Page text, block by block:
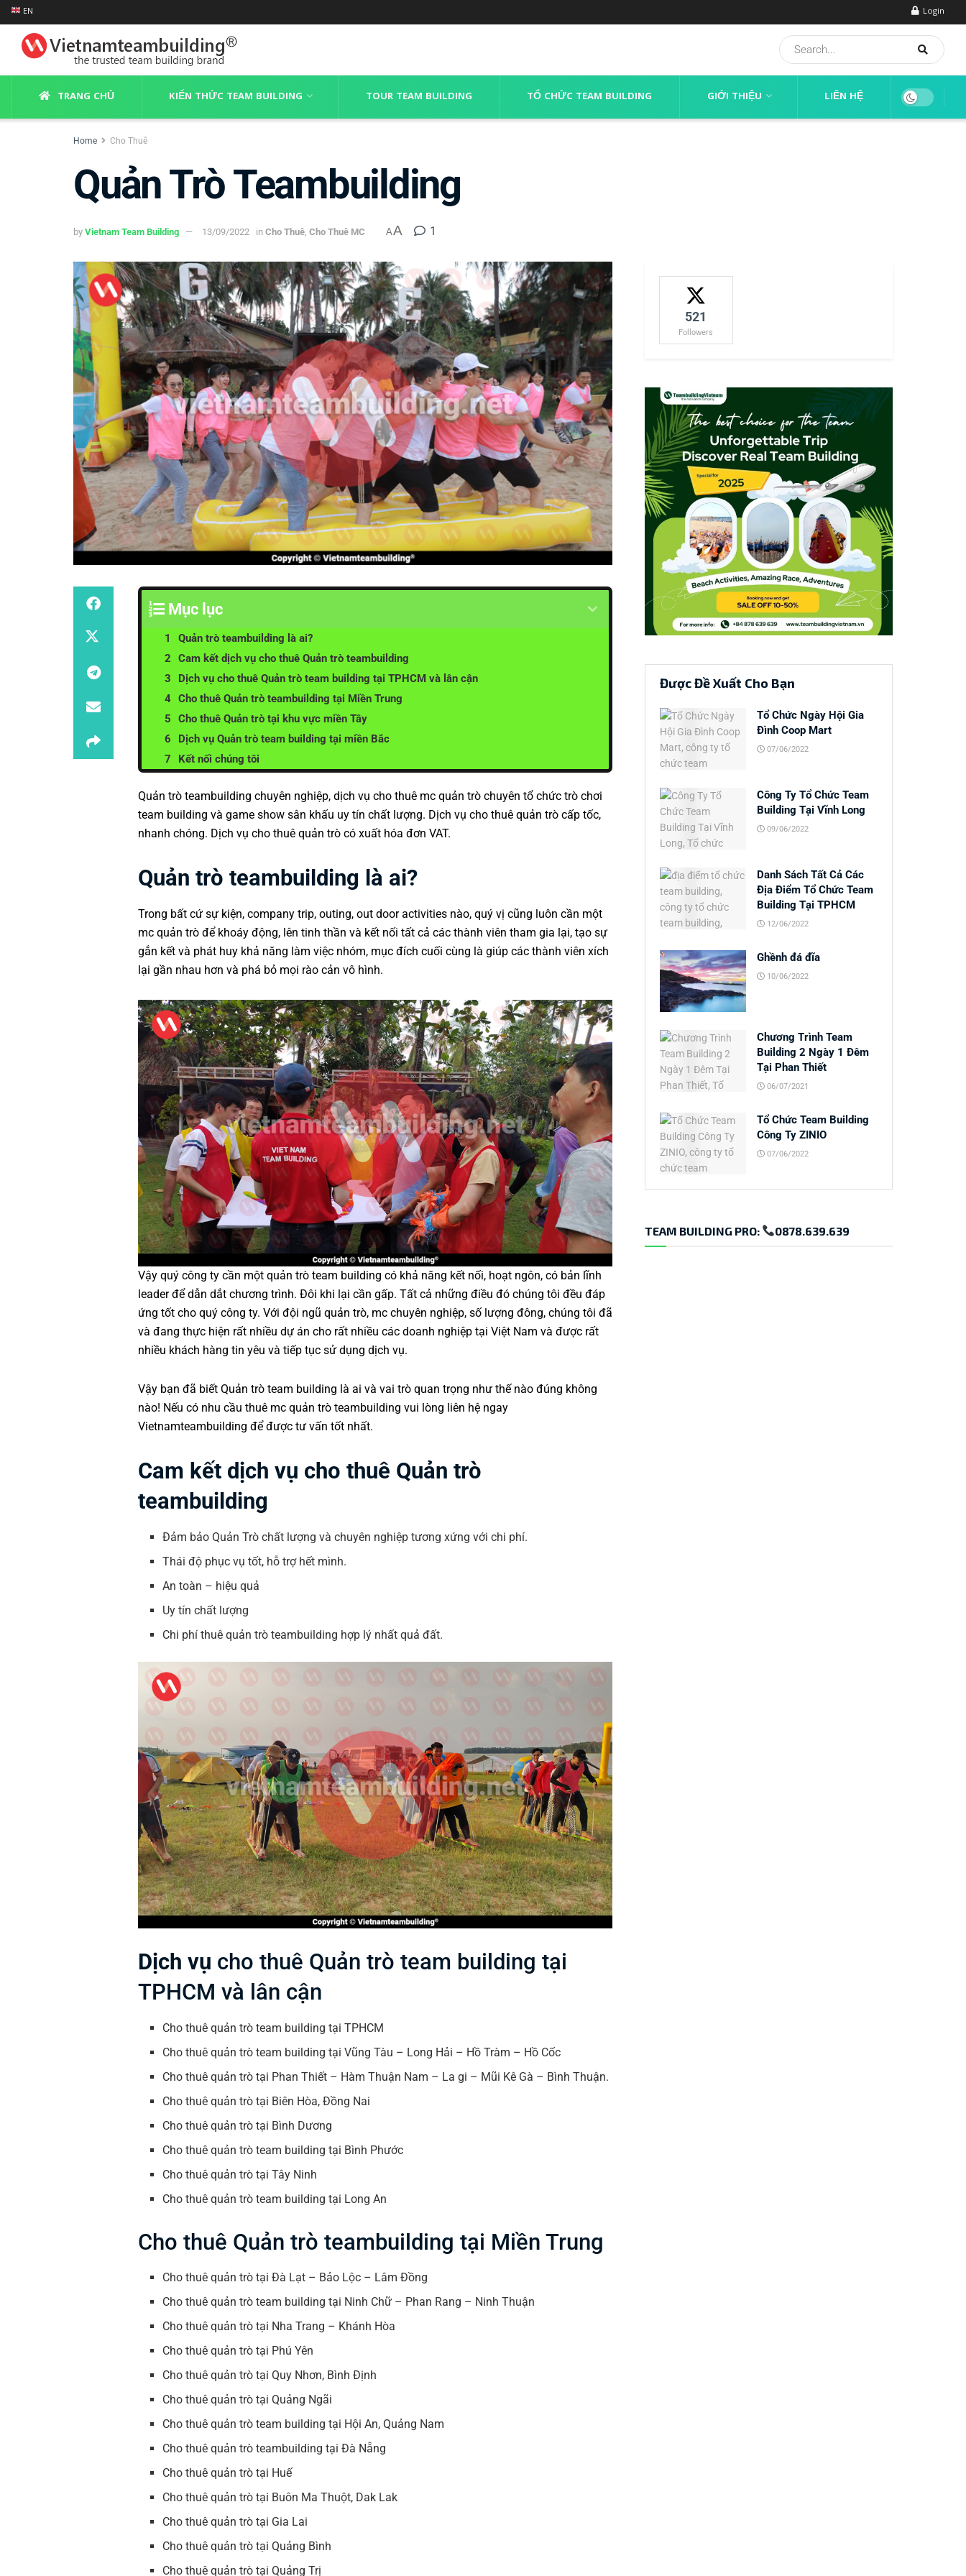
EN Login
TRANG CHỦ KIẾN THỨC TEAM BUILDING TOUR TEAM BUILDING TỔ CHỨC TEAM BUILDING GIỚI THIỆU LIÊN HỆ
Home Cho Thuê
Quản Trò Teambuilding
by Vietnam Team Building 13/09/2022 in Cho Thuê, Cho Thuê MC AA 1
Mục lục
Quản trò teambuilding là ai?
Cam kết dịch vụ cho thuê Quản trò teambuilding
Dịch vụ cho thuê Quản trò team building tại TPHCM và lân cận
Cho thuê Quản trò teambuilding tại Miền Trung
Cho thuê Quản trò tại khu vực miền Tây
Dịch vụ Quản trò team building tại miền Bắc
Kết nối chúng tôi
Quản trò teambuilding chuyên nghiệp, dịch vụ cho thuê mc quản trò chuyên tổ chức trò chơi
team building và game show sân khấu uy tín chất lượng. Dịch vụ cho thuê quản trò cấp tốc,
nhanh chóng. Dịch vụ cho thuê quản trò có xuất hóa đơn VAT.
Quản trò teambuilding là ai?
Trong bất cứ sự kiện, company trip, outing, out door activities nào, quý vị cũng luôn cần một
mc quản trò để khoáy động, lên tinh thần và kết nối tất cả các thành viên tham gia lại, tạo sự
gắn kết và phát huy khả năng làm việc nhóm, mục đích cuối cùng là giúp các thành viên xích
lại gần nhau hơn và phá bỏ mọi rào cản vô hình.
Vậy quý công ty cần một quản trò team building có khả năng kết nối, hoạt ngôn, có bản lĩnh
leader để dẫn dắt chương trình. Đôi khi lại cần gấp. Tất cả những điều đó chúng tôi đều đáp
ứng tốt cho quý công ty. Với đội ngũ quản trò, mc chuyên nghiệp, số lượng đông, chúng tôi đã
và đang thực hiện rất nhiều dự án cho rất nhiều các doanh nghiệp tại Việt Nam và được rất
nhiều khách hàng tin yêu và tiếp tục sử dụng dịch vụ.
Vậy bạn đã biết Quản trò team building là ai và vai trò quan trọng như thế nào đúng không
nào! Nếu có nhu cầu thuê mc quản trò teambuilding vui lòng liên hệ ngay
Vietnamteambuilding để được tư vấn tốt nhất.
Cam kết dịch vụ cho thuê Quản trò
teambuilding
Đảm bảo Quản Trò chất lượng và chuyên nghiệp tương xứng với chi phí.
Thái độ phục vụ tốt, hỗ trợ hết mình.
An toàn – hiệu quả
Uy tín chất lượng
Chi phí thuê quản trò teambuilding hợp lý nhất quả đất.
Dịch vụ cho thuê Quản trò team building tại
TPHCM và lân cận
Cho thuê quản trò team building tại TPHCM
Cho thuê quản trò team building tại Vũng Tàu – Long Hải – Hồ Tràm – Hồ Cốc
Cho thuê quản trò tại Phan Thiết – Hàm Thuận Nam – La gi – Mũi Kê Gà – Bình Thuận.
Cho thuê quản trò tại Biên Hòa, Đồng Nai
Cho thuê quản trò tại Bình Dương
Cho thuê quản trò team building tại Bình Phước
Cho thuê quản trò tại Tây Ninh
Cho thuê quản trò team building tại Long An
Cho thuê Quản trò teambuilding tại Miền Trung
Cho thuê quản trò tại Đà Lạt – Bảo Lộc – Lâm Đồng
Cho thuê quản trò team building tại Ninh Chữ – Phan Rang – Ninh Thuận
Cho thuê quản trò tại Nha Trang – Khánh Hòa
Cho thuê quản trò tại Phú Yên
Cho thuê quản trò tại Quy Nhơn, Bình Định
Cho thuê quản trò tại Quảng Ngãi
Cho thuê quản trò team building tại Hội An, Quảng Nam
Cho thuê quản trò teambuilding tại Đà Nẵng
Cho thuê quản trò tại Huế
Cho thuê quản trò tại Buôn Ma Thuột, Dak Lak
Cho thuê quản trò tại Gia Lai
Cho thuê quản trò tại Quảng Bình
Cho thuê quản trò tại Quảng Trị
521
Followers
Được Đề Xuất Cho Bạn
Tổ Chức Ngày Hội Gia
Đình Coop Mart
07/06/2022
Công Ty Tổ Chức Team
Building Tại Vĩnh Long
09/06/2022
Danh Sách Tất Cả Các
Địa Điểm Tổ Chức Team
Building Tại TPHCM
12/06/2022
Ghềnh đá đĩa
10/06/2022
Chương Trình Team
Building 2 Ngày 1 Đêm
Tại Phan Thiết
06/07/2021
Tổ Chức Team Building
Công Ty ZINIO
07/06/2022
TEAM BUILDING PRO: 0878.639.639